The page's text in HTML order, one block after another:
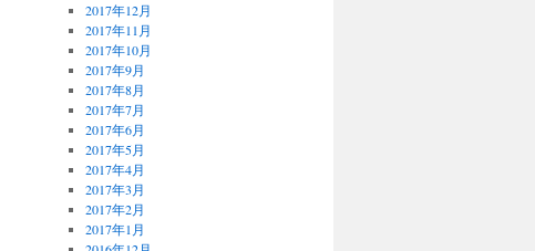
2017年12月
2017年11月
2017年10月
2017年9月
2017年8月
2017年7月
2017年6月
2017年5月
2017年4月
2017年3月
2017年2月
2017年1月